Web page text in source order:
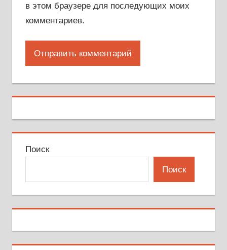
в этом браузере для последующих моих
комментариев.
Поиск
Поиск